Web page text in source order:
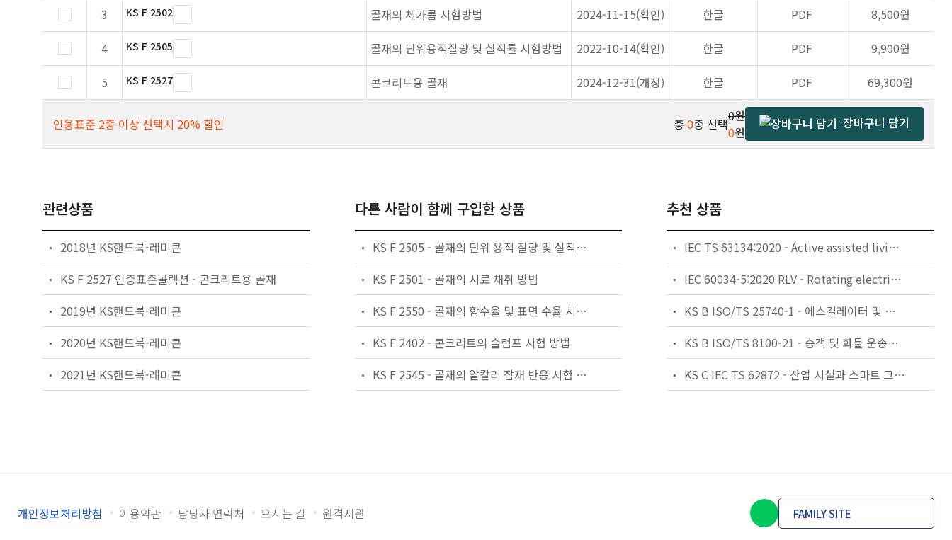
3
KS F 2502 골재의 체가름 시험방법 2024-11-15(확인) 한글 PDF
8,500원
4
KS F 2505 골재의 단위용적질량 및 실적률 시험방법 2022-10-14(확인) 한글 PDF
9,900원
5
KS F 2527 콘크리트용 골재 2024-12-31(개정) 한글 PDF 69,300원
인용표준 2종 이상 선택시 20% 할인 총 0종 선택0원
0원
장바구니 담기
관련상품
2018년 KS핸드북-레미콘
KS F 2527 인증표준콜렉션 - 콘크리트용 골재
2019년 KS핸드북-레미콘
2020년 KS핸드북-레미콘
2021년 KS핸드북-레미콘
다른 사람이 함께 구입한 상품
KS F 2505 - 골재의 단위 용적 질량 및 실적률 시험 방법
KS F 2501 - 골재의 시료 채취 방법
KS F 2550 - 골재의 함수율 및 표면 수율 시험 방법
KS F 2402 - 콘크리트의 슬럼프 시험 방법
KS F 2545 - 골재의 알칼리 잠재 반응 시험 방법 (화학적 방법)
추천 상품
IEC TS 63134:2020 - Active assisted living (AAL) use cases
IEC 60034-5:2020 RLV - Rotating electrical machines - Part 5: Degrees of protection provided by the integral design of rotating electrical machines (IP code) - Classification
KS B ISO/TS 25740-1 - 에스컬레이터 및 무빙워크에 대한 안전요건 — 제1부: 세계공통 필수 안전요건(GESRs)
KS B ISO/TS 8100-21 - 승객 및 화물 운송용 엘리베이터 —제21부: 세계공통 필수안전요건(GESRs)을 충족하는 세계공통 안전 파라미터(GSPs)
KS C IEC TS 62872 - 산업 시설과 스마트 그리드 사이의 산업 공정 측정, 제어 및 자동화 시스템 인터페이스
개인정보처리방침 이용약관 담당자 연락처 오시는 길 원격지원 FAMILY SITE